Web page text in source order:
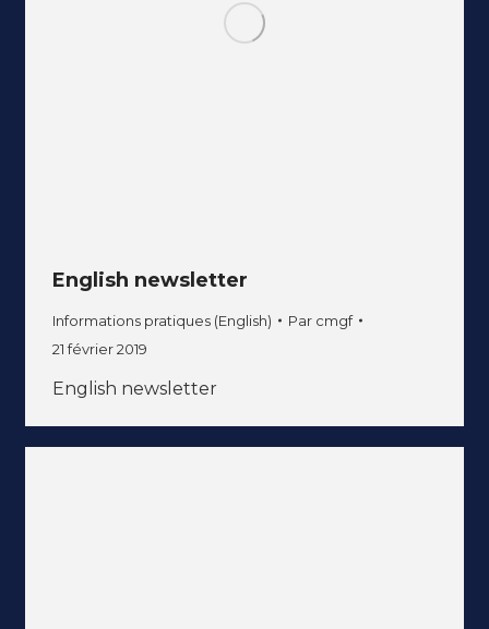
English newsletter
Informations pratiques (English) Par cmgf
21 février 2019
English newsletter